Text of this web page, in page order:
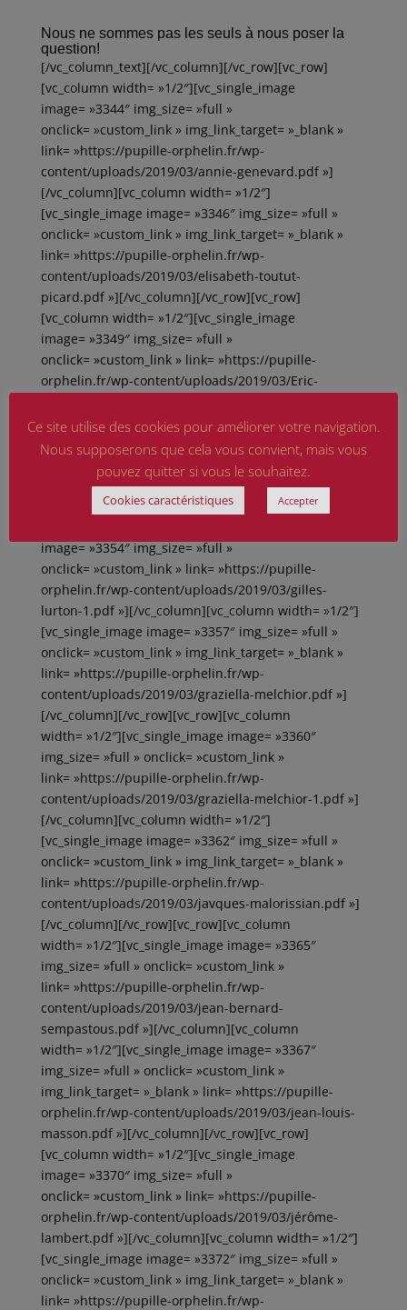
Nous ne sommes pas les seuls à nous poser la
question!
[/vc_column_text][/vc_column][/vc_row][vc_row]
[vc_column width= »1/2″][vc_single_image
image= »3344″ img_size= »full »
onclick= »custom_link » img_link_target= »_blank »
link= »https://pupille-orphelin.fr/wp-
content/uploads/2019/03/annie-genevard.pdf »]
[/vc_column][vc_column width= »1/2″]
[vc_single_image image= »3346″ img_size= »full »
onclick= »custom_link » img_link_target= »_blank »
link= »https://pupille-orphelin.fr/wp-
content/uploads/2019/03/elisabeth-toutut-
picard.pdf »][/vc_column][/vc_row][vc_row]
[vc_column width= »1/2″][vc_single_image
image= »3349″ img_size= »full »
onclick= »custom_link » link= »https://pupille-
orphelin.fr/wp-content/uploads/2019/03/Eric-
width= »1/2″][vc_single_image image= »3351″
img_size= »full » onclick= »custom_link »
img_link_target= »_blank » link= »https://pupille-
orphelin.fr/wp-content/uploads/2019/03/fabien-di-
filippo.pdf »][/vc_column][/vc_row][vc_row]
image= »3354″ img_size= »full »
onclick= »custom_link » link= »https://pupille-
orphelin.fr/wp-content/uploads/2019/03/gilles-
lurton-1.pdf »][/vc_column][vc_column width= »1/2″]
[vc_single_image image= »3357″ img_size= »full »
onclick= »custom_link » img_link_target= »_blank »
link= »https://pupille-orphelin.fr/wp-
content/uploads/2019/03/graziella-melchior.pdf »]
[/vc_column][/vc_row][vc_row][vc_column
width= »1/2″][vc_single_image image= »3360″
img_size= »full » onclick= »custom_link »
link= »https://pupille-orphelin.fr/wp-
content/uploads/2019/03/graziella-melchior-1.pdf »]
[/vc_column][vc_column width= »1/2″]
[vc_single_image image= »3362″ img_size= »full »
onclick= »custom_link » img_link_target= »_blank »
link= »https://pupille-orphelin.fr/wp-
content/uploads/2019/03/javques-malorissian.pdf »]
[/vc_column][/vc_row][vc_row][vc_column
width= »1/2″][vc_single_image image= »3365″
img_size= »full » onclick= »custom_link »
link= »https://pupille-orphelin.fr/wp-
content/uploads/2019/03/jean-bernard-
sempastous.pdf »][/vc_column][vc_column
width= »1/2″][vc_single_image image= »3367″
img_size= »full » onclick= »custom_link »
img_link_target= »_blank » link= »https://pupille-
orphelin.fr/wp-content/uploads/2019/03/jean-louis-
masson.pdf »][/vc_column][/vc_row][vc_row]
[vc_column width= »1/2″][vc_single_image
image= »3370″ img_size= »full »
onclick= »custom_link » link= »https://pupille-
orphelin.fr/wp-content/uploads/2019/03/jérôme-
lambert.pdf »][/vc_column][vc_column width= »1/2″]
[vc_single_image image= »3372″ img_size= »full »
onclick= »custom_link » img_link_target= »_blank »
link= »https://pupille-orphelin.fr/wp-
Ce site utilise des cookies pour améliorer votre navigation.
Nous supposerons que cela vous convient, mais vous
pouvez quitter si vous le souhaitez.
Cookies caractéristiques Accepter